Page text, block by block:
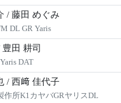
/ 藤田 めぐみ
DL GR Yaris
豊田 耕司
DAT
/ 西﨑 佳代子
作所K1カヤバGRヤリスDL